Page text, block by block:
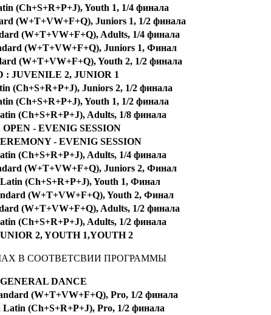
(Ch+S+R+P+J), Youth 1, 1/4 финала
(W+T+VW+F+Q), Juniors 1, 1/2 финала
(W+T+VW+F+Q), Adults, 1/4 финала
(W+T+VW+F+Q), Juniors 1, Финал
(W+T+VW+F+Q), Youth 2, 1/2 финала
: JUVENILE 2, JUNIOR 1
(Ch+S+R+P+J), Juniors 2, 1/2 финала
(Ch+S+R+P+J), Youth 1, 1/2 финала
(Ch+S+R+P+J), Adults, 1/8 финала
OPEN - EVENIG SESSION
- EVENIG SESSION
(Ch+S+R+P+J), Adults, 1/4 финала
(W+T+VW+F+Q), Juniors 2, Финал
(Ch+S+R+P+J), Youth 1, Финал
(W+T+VW+F+Q), Youth 2, Финал
(W+T+VW+F+Q), Adults, 1/2 финала
(Ch+S+R+P+J), Adults, 1/2 финала
2, YOUTH 1,YOUTH 2
В СООТВЕТСВИИ ПРОГРАММЫ
GENERAL DANCE
(W+T+VW+F+Q), Pro, 1/2 финала
Latin (Ch+S+R+P+J), Pro, 1/2 финала